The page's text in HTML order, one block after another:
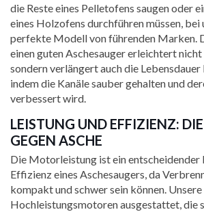
die Reste eines Pelletofens saugen oder
eines Holzofens durchführen müssen, bei
perfekte Modell von führenden Marken.
einen guten Aschesauger erleichtert
sondern verlängert auch die
indem die Kanäle sauber gehalten und
verbessert wird.
LEISTUNG UND EFFIZIENZ:
GEGEN ASCHE
Die Motorleistung ist ein entscheidender
Effizienz eines Aschesaugers, da
kompakt und schwer sein können.
Hochleistungsmotoren ausgestattet, die